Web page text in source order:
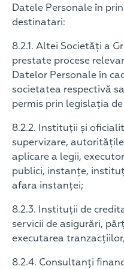
Datele Personale în
destinatari:
8.2.1. Altei Societăți a
prestate procese
Datelor Personale în
societatea respectivă
permis prin legislația
8.2.2. Instituții și
supervizare,
aplicare a legii,
publici, instanțe,
afara instanței;
8.2.3. Instituții de
servicii de asigurări,
executarea
8.2.4. Consultanți